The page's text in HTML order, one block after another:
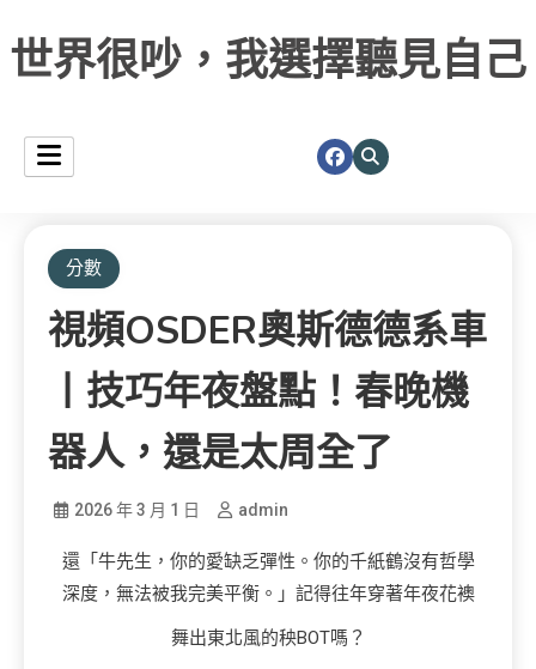
世界很吵，我選擇聽見自己
分數
視頻OSDER奧斯德德系車
丨技巧年夜盤點！春晚機
器人，還是太周全了
2026 年 3 月 1 日 admin
還「牛先生，你的愛缺乏彈性。你的千紙鶴沒有哲學
深度，無法被我完美平衡。」記得往年穿著年夜花襖
舞出東北風的秧BOT嗎？